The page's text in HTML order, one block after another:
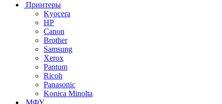
Принтеры
Kyocera
HP
Canon
Brother
Samsung
Xerox
Pantum
Ricoh
Panasonic
Konica Minolta
МФУ